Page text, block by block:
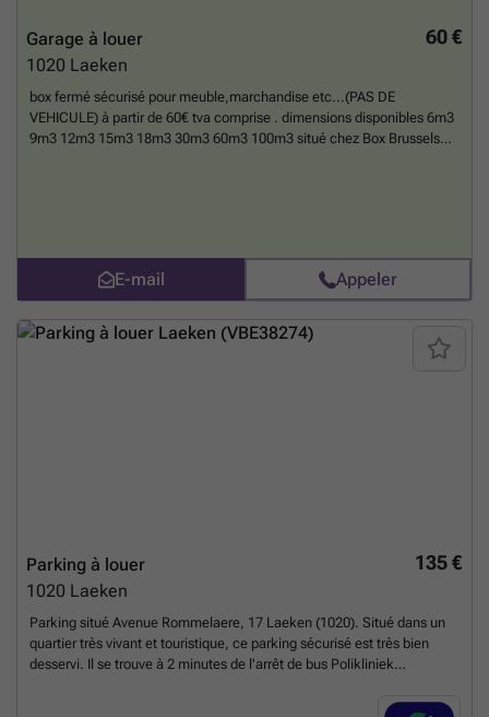
60 €
Garage à louer
1020 Laeken
box fermé sécurisé pour meuble,marchandise etc...(PAS DE
VEHICULE) à partir de 60€ tva comprise . dimensions disponibles 6m3
9m3 12m3 15m3 18m3 30m3 60m3 100m3 situé chez Box Brussels
E-mail Appeler
135 €
Parking à louer
1020 Laeken
Parking situé Avenue Rommelaere, 17 Laeken (1020). Situé dans un
quartier très vivant et touristique, ce parking sécurisé est très bien
desservi. Il se trouve à 2 minutes de l'arrêt de bus Polikliniek
trams 51 et 93 passent également près de ce parking. Si vous